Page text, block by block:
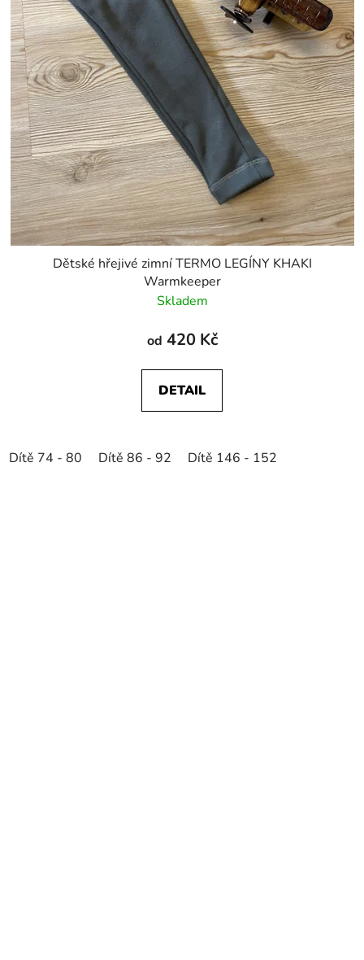
Dětské hřejivé zimní TERMO LEGÍNY KHAKI
Warmkeeper
Skladem
od 420 Kč
DETAIL
Dítě 74 - 80 Dítě 86 - 92 Dítě 146 - 152